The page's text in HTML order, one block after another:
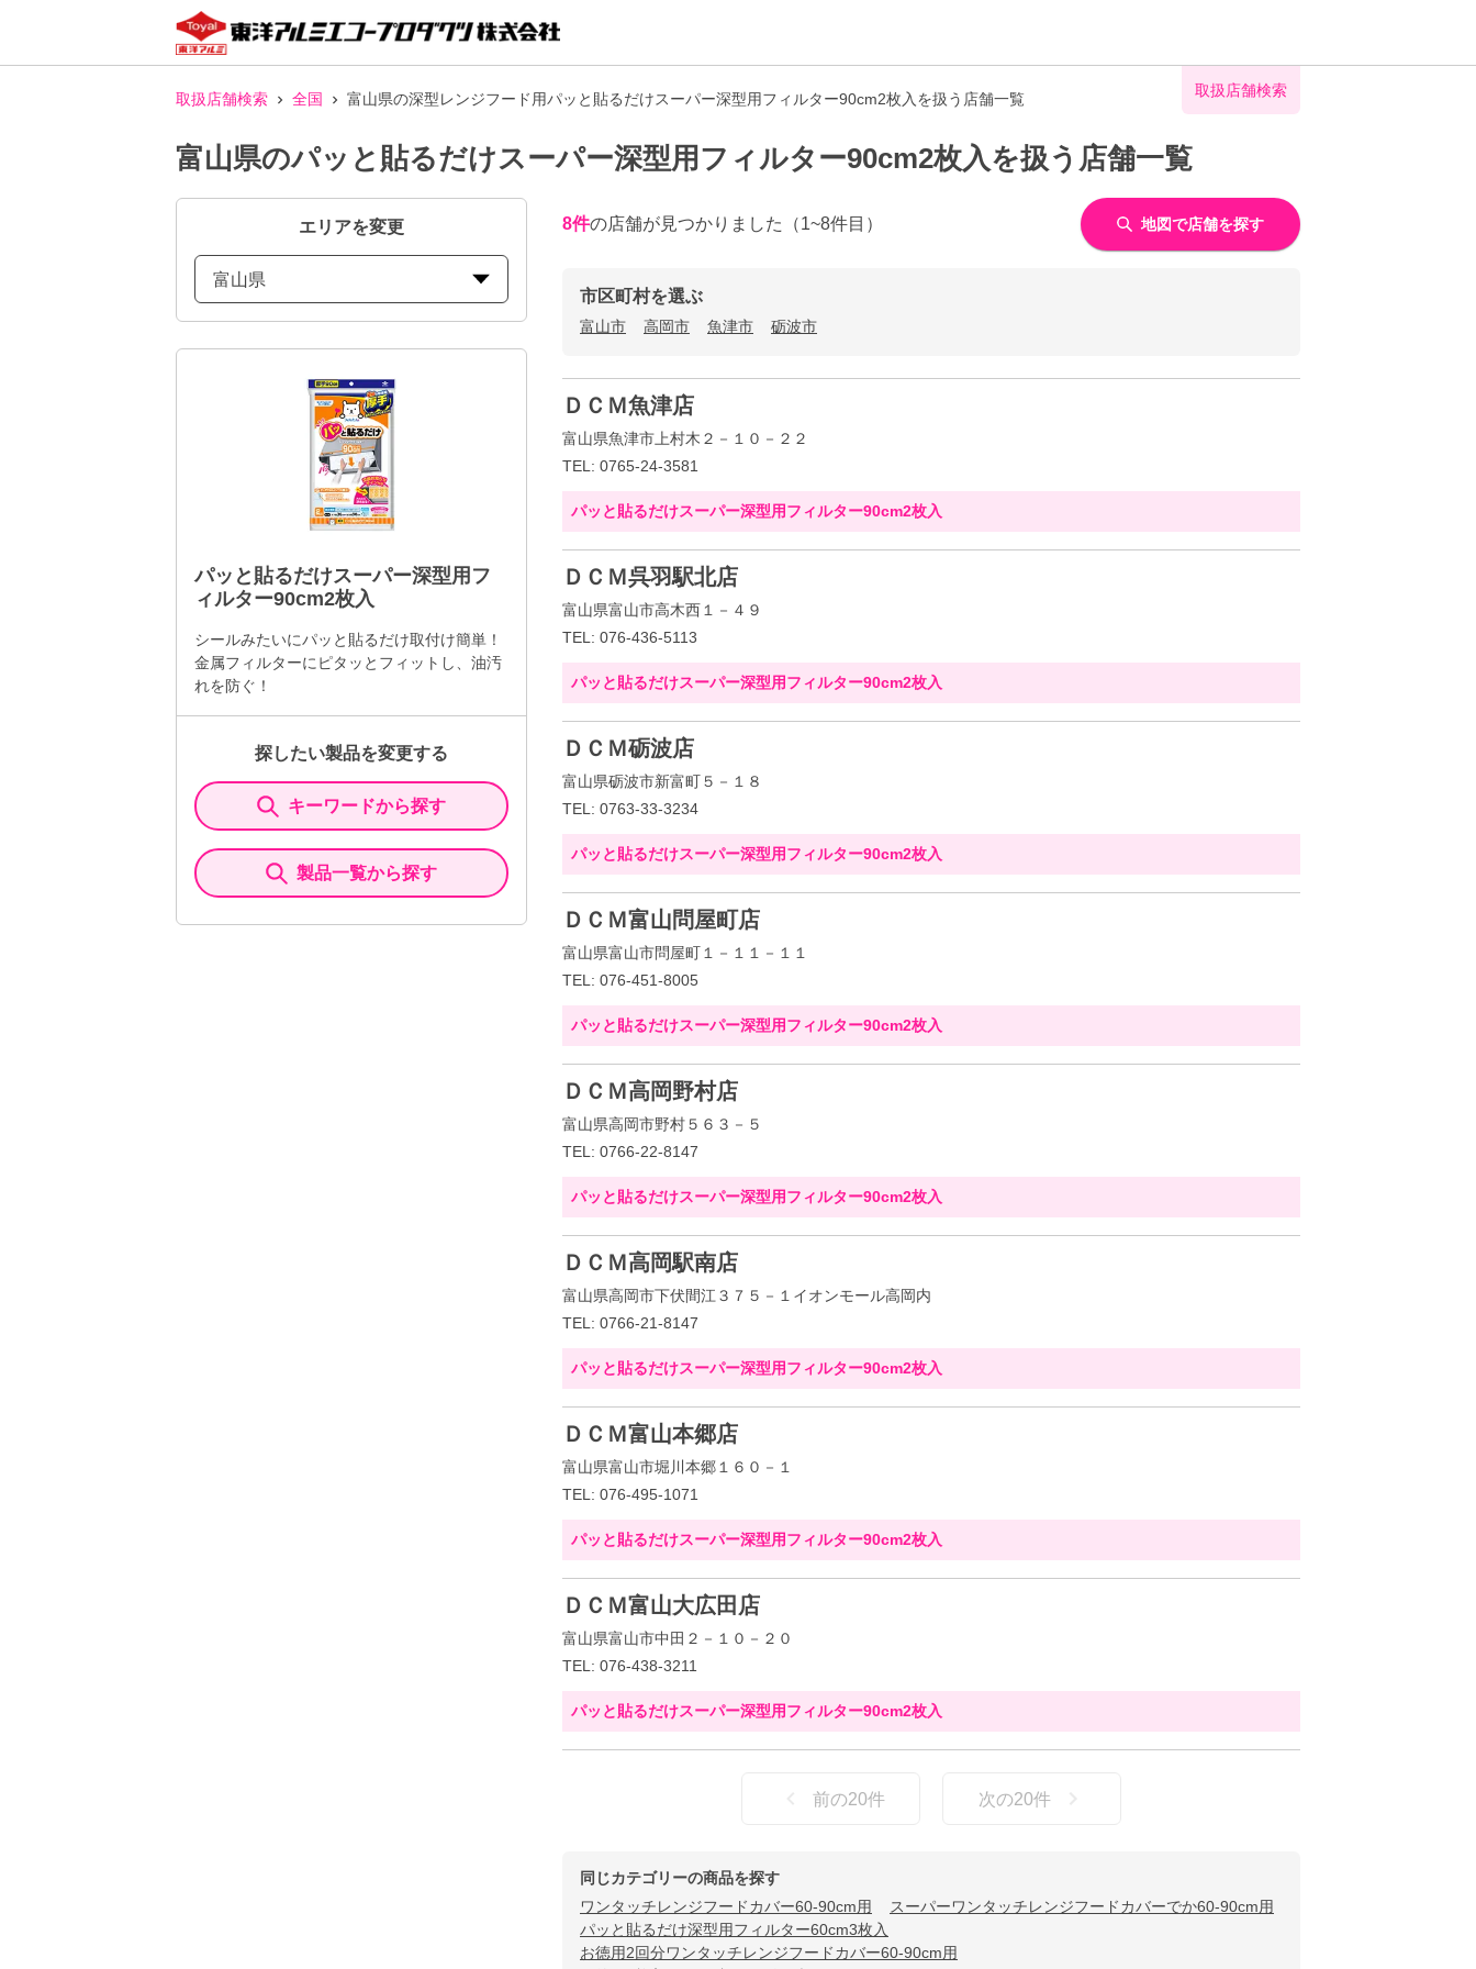
取扱店舗検索 全国 富山県の深型レンジフード用パッと貼るだけスーパー深型用フィルター90cm2枚入を扱う店舗一覧 取扱店舗検索
富山県のパッと貼るだけスーパー深型用フィルター90cm2枚入を扱う店舗一覧
エリアを変更
富山県
パッと貼るだけスーパー深型用フ
ィルター90cm2枚入
シールみたいにパッと貼るだけ取付け簡単！
金属フィルターにピタッとフィットし、油汚
れを防ぐ！
探したい製品を変更する
キーワードから探す
製品一覧から探す
8件の店舗が見つかりました （1~8件目） 地図で店舗を探す
市区町村を選ぶ
富山市 高岡市 魚津市 砺波市
ＤＣＭ魚津店
富山県魚津市上村木２－１０－２２
TEL: 0765-24-3581
パッと貼るだけスーパー深型用フィルター90cm2枚入
ＤＣＭ呉羽駅北店
富山県富山市高木西１－４９
TEL: 076-436-5113
パッと貼るだけスーパー深型用フィルター90cm2枚入
ＤＣＭ砺波店
富山県砺波市新富町５－１８
TEL: 0763-33-3234
パッと貼るだけスーパー深型用フィルター90cm2枚入
ＤＣＭ富山問屋町店
富山県富山市問屋町１－１１－１１
TEL: 076-451-8005
パッと貼るだけスーパー深型用フィルター90cm2枚入
ＤＣＭ高岡野村店
富山県高岡市野村５６３－５
TEL: 0766-22-8147
パッと貼るだけスーパー深型用フィルター90cm2枚入
ＤＣＭ高岡駅南店
富山県高岡市下伏間江３７５－１イオンモール高岡内
TEL: 0766-21-8147
パッと貼るだけスーパー深型用フィルター90cm2枚入
ＤＣＭ富山本郷店
富山県富山市堀川本郷１６０－１
TEL: 076-495-1071
パッと貼るだけスーパー深型用フィルター90cm2枚入
ＤＣＭ富山大広田店
富山県富山市中田２－１０－２０
TEL: 076-438-3211
パッと貼るだけスーパー深型用フィルター90cm2枚入
前の20件 次の20件
同じカテゴリーの商品を探す
ワンタッチレンジフードカバー60-90cm用
スーパーワンタッチレンジフードカバーでか60-90cm用
パッと貼るだけ深型用フィルター60cm3枚入
お徳用2回分ワンタッチレンジフードカバー60-90cm用